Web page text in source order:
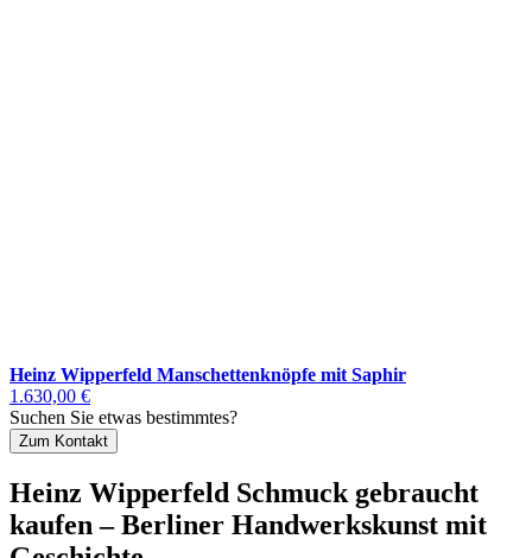
Heinz Wipperfeld Manschettenknöpfe mit Saphir
1.630,00 €
Suchen Sie etwas bestimmtes?
Zum Kontakt
Heinz Wipperfeld Schmuck gebraucht
kaufen – Berliner Handwerkskunst mit